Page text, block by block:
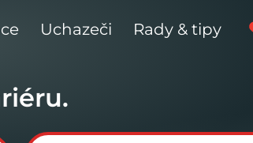
Uchazeči Rady & tipy